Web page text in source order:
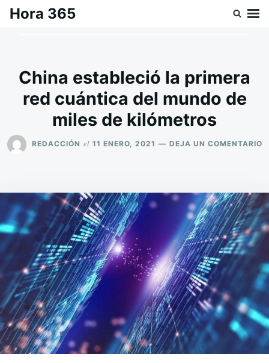
SaltarBuscar:
Hora 365
China estableció la primera
red cuántica del mundo de
miles de kilómetros
REDACCIÓN el 11 ENERO, 2021 DEJA UN COMENTARIO